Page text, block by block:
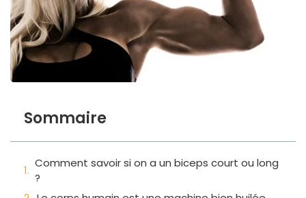
Sommaire
Comment savoir si on a un biceps court ou long
?